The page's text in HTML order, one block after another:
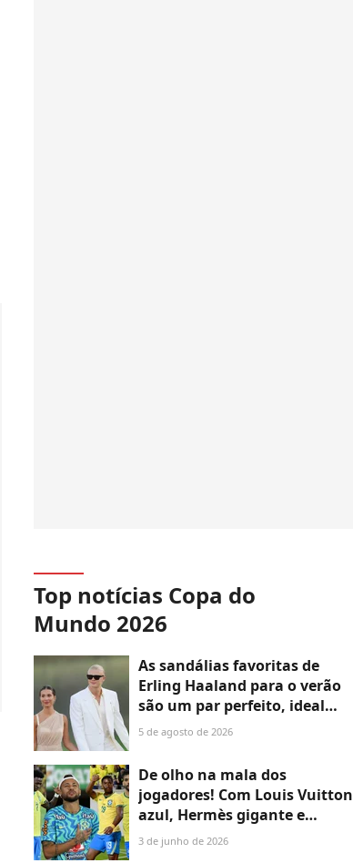
Top notícias Copa do
Mundo 2026
As sandálias favoritas de
Erling Haaland para o verão
são um par perfeito, ideal
tanto para usar na praia com
uma festa com terno de linho
5 de agosto de 2026
De olho na mala dos
jogadores! Com Louis Vuitton
azul, Hermès gigante e
mochila cinza da Nike,
3 de junho de 2026